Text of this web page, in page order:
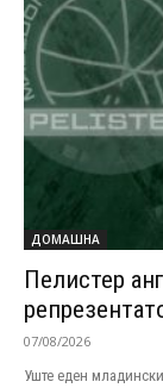
ДОМАШНА
Пелистер
07/08/2026
Уште еден